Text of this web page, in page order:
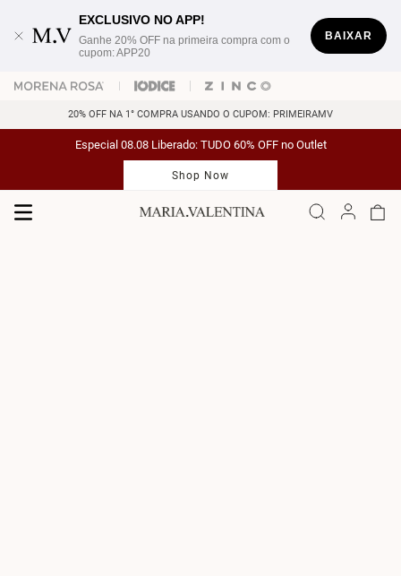
EXCLUSIVO NO APP!
Ganhe 20% OFF na primeira compra com o
cupom: APP20
BAIXAR
20% OFF NA 1° COMPRA USANDO O CUPOM: PRIMEIRAMV
Especial 08.08 Liberado: TUDO 60% OFF no Outlet
Shop Now